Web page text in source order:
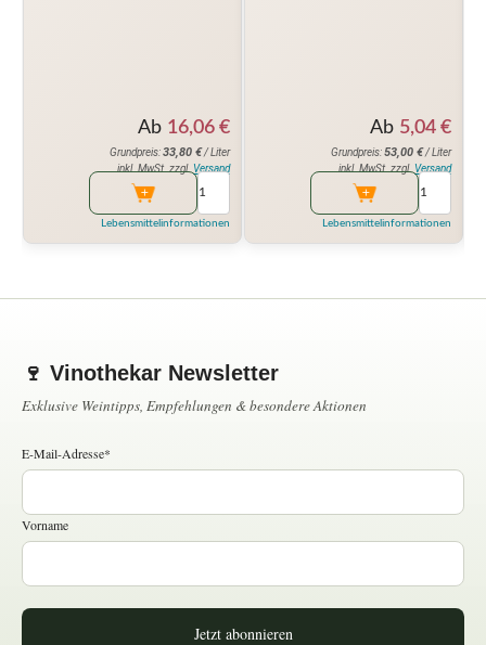
Ab 16,06 €
Grundpreis:33,80 €/ Liter
inkl. MwSt. zzgl. Versand
Lebensmittelinformationen
Ab 5,04 €
Grundpreis:53,00 €/ Liter
inkl. MwSt. zzgl. Versand
Lebensmittelinformationen
🍷 Vinothekar Newsletter
Exklusive Weintipps, Empfehlungen & besondere Aktionen
E-Mail-Adresse*
Vorname
Jetzt abonnieren